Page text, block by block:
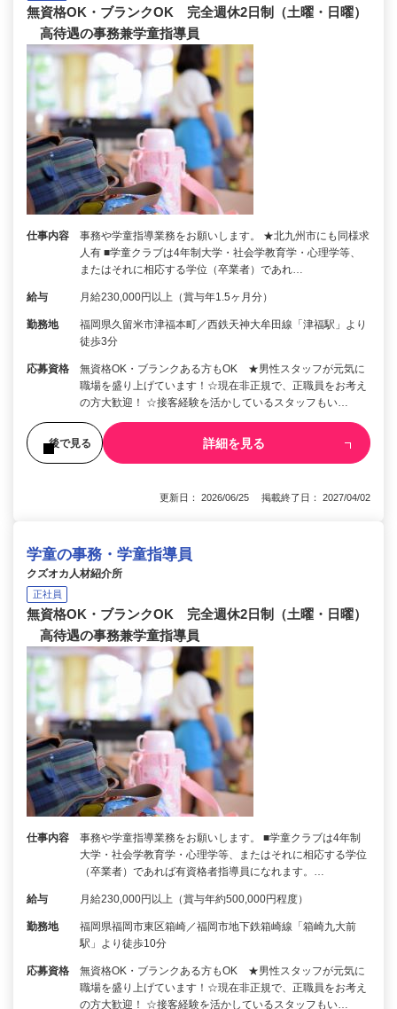
無資格OK・ブランクOK 完全週休2日制（土曜・日曜）
高待遇の事務兼学童指導員
仕事内容
事務や学童指導業務をお願いします。 ★北九州市にも同様求
人有 ■学童クラブは4年制大学・社会学教育学・心理学等、
またはそれに相応する学位（卒業者）であれ…
給与 月給230,000円以上（賞与年1.5ヶ月分）
勤務地
福岡県久留米市津福本町／西鉄天神大牟田線「津福駅」より
徒歩3分
応募資格
無資格OK・ブランクある方もOK ★男性スタッフが元気に
職場を盛り上げています！☆現在非正規で、正職員をお考え
の方大歓迎！ ☆接客経験を活かしているスタッフもい…
後で見る 詳細を見る
更新日： 2026/06/25 掲載終了日： 2027/04/02
学童の事務・学童指導員
クズオカ人材紹介所
正社員
無資格OK・ブランクOK 完全週休2日制（土曜・日曜）
高待遇の事務兼学童指導員
仕事内容
事務や学童指導業務をお願いします。 ■学童クラブは4年制
大学・社会学教育学・心理学等、またはそれに相応する学位
（卒業者）であれば有資格者指導員になれます。…
給与 月給230,000円以上（賞与年約500,000円程度）
勤務地
福岡県福岡市東区箱崎／福岡市地下鉄箱崎線「箱崎九大前
駅」より徒歩10分
応募資格
無資格OK・ブランクある方もOK ★男性スタッフが元気に
職場を盛り上げています！☆現在非正規で、正職員をお考え
の方大歓迎！ ☆接客経験を活かしているスタッフもい…